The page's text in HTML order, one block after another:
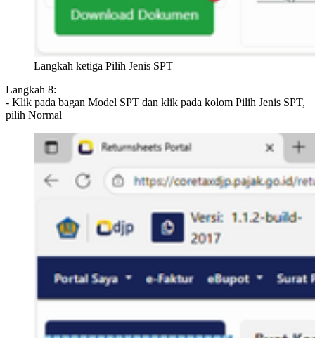
Langkah ketiga Pilih Jenis SPT
Langkah 8:
- Klik pada bagan Model SPT dan klik pada kolom Pilih Jenis SPT,
pilih Normal